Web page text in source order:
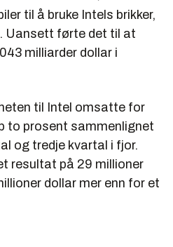
til å bruke Intels brikker,
Uansett førte det til at
milliarder dollar i
til Intel omsatte for
to prosent sammenlignet
og tredje kvartal i fjor.
resultat på 29 millioner
dollar mer enn for et